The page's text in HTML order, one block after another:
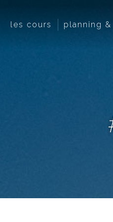
les cours planning